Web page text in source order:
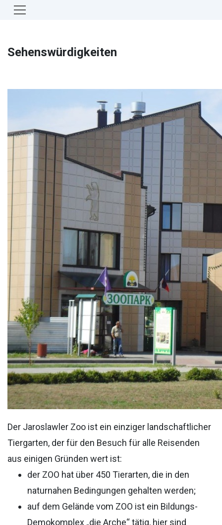
Sehenswürdigkeiten
Der Jaroslawler Zoo ist ein einziger landschaftlicher
Tiergarten, der für den Besuch für alle Reisenden
aus einigen Gründen wert ist:
der ZOO hat über 450 Tierarten, die in den
naturnahen Bedingungen gehalten werden;
auf dem Gelände vom ZOO ist ein Bildungs-
Demokomplex „die Arche“ tätig, hier sind